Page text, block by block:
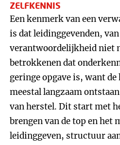
ZELFKENNIS
Een kenmerk van een
is dat leidinggevenden,
verantwoordelijkheid niet
betrokkenen dat
geringe opgave is, want
meestal langzaam
van herstel. Dit start met
brengen van de top en het
leidinggeven, structuur